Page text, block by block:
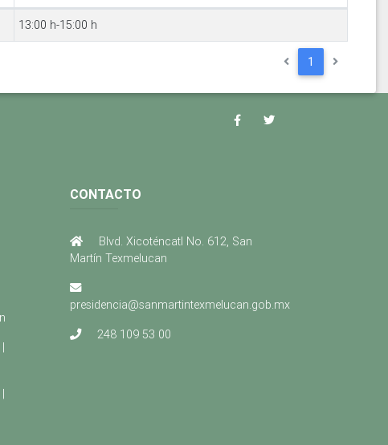
13:00 h-15:00 h
1
CONTACTO
Blvd. Xicoténcatl No. 612, San
Martín Texmelucan
presidencia@sanmartintexmelucan.gob.mx
248 109 53 00